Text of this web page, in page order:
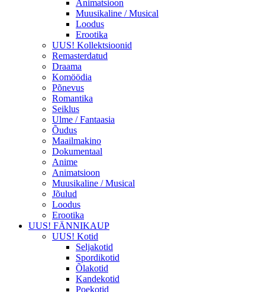
Animatsioon
Muusikaline / Musical
Loodus
Erootika
UUS! Kollektsioonid
Remasterdatud
Draama
Komöödia
Põnevus
Romantika
Seiklus
Ulme / Fantaasia
Õudus
Maailmakino
Dokumentaal
Anime
Animatsioon
Muusikaline / Musical
Jõulud
Loodus
Erootika
UUS! FÄNNIKAUP
UUS! Kotid
Seljakotid
Spordikotid
Õlakotid
Kandekotid
Poekotid